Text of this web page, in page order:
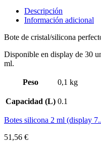
Descripción
Información adicional
Bote de cristal/silicona
Disponible en display de 30
ml.
Peso 0,1 kg
Capacidad (L) 0.1
Botes silicona 2 ml (display
51,56 €